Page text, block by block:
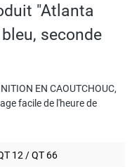
"Atlanta
seconde
EN CAOUTCHOUC,
facile de l'heure de
12 / QT 66